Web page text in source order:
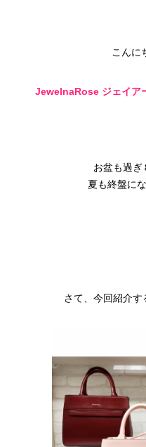
こんに
JewelnaRose ジェイア
お盆も過ぎ
夏も終盤に
さて、今回紹介す